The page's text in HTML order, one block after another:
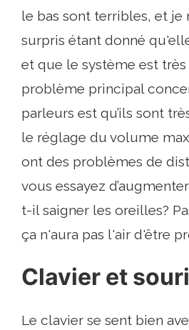
le bas sont terribles, et je
surpris étant donné
et que le système est
problème principal
parleurs est qu’ils sont
le réglage du volume
ont des problèmes de
vous essayez
t-il saigner les oreilles?
ça n'aura pas l'air d'être
Clavier et
Le clavier se sent bien